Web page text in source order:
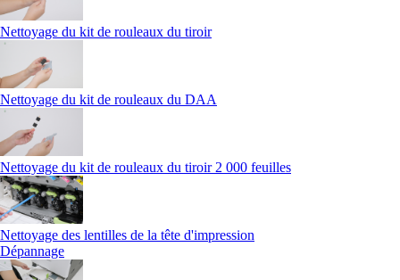
Nettoyage du kit de rouleaux du tiroir
Nettoyage du kit de rouleaux du DAA
Nettoyage du kit de rouleaux du tiroir 2 000 feuilles
Nettoyage des lentilles de la tête d'impression
Dépannage